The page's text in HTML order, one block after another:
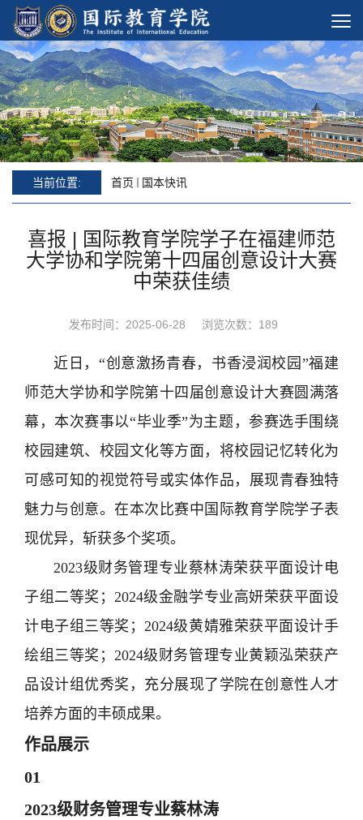
当前位置: 首页 国本快讯
喜报 | 国际教育学院学子在福建师范
大学协和学院第十四届创意设计大赛
中荣获佳绩
发布时间：2025-06-28 浏览次数： 189
近日，“创意激扬青春，书香浸润校园”福建
师范大学协和学院第十四届创意设计大赛圆满落
幕，本次赛事以“毕业季”为主题，参赛选手围绕
校园建筑、校园文化等方面，将校园记忆转化为
可感可知的视觉符号或实体作品，展现青春独特
魅力与创意。在本次比赛中国际教育学院学子表
现优异，斩获多个奖项。
2023级财务管理专业蔡林涛荣获平面设计电
子组二等奖；2024级金融学专业高妍荣获平面设
计电子组三等奖；2024级黄婧雅荣获平面设计手
绘组三等奖；2024级财务管理专业黄颖泓荣获产
品设计组优秀奖，充分展现了学院在创意性人才
培养方面的丰硕成果。
作品展示
01
2023级财务管理专业蔡林涛